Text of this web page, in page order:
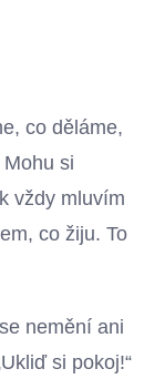
co děláme,
si
vždy mluvím
co žiju. To
nemění ani
si pokoj!“